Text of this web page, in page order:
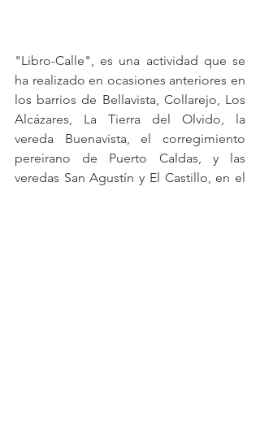
"Libro-Calle", es una actividad que se
ha realizado en ocasiones anteriores en
los barrios de Bellavista, Collarejo, Los
Alcázares, La Tierra del Olvido, la
vereda Buenavista, el corregimiento
pereirano de Puerto Caldas, y las
veredas San Agustín y El Castillo, en el